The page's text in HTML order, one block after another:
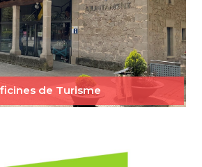
de Turisme